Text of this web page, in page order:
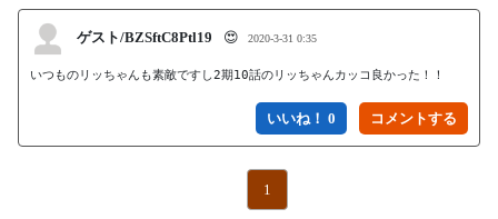
ゲスト/BZSftC8Ptl19 😍 2020-3-31 0:35
いつものリッちゃんも素敵ですし2期10話のリッちゃんカッコ良かった！！
いいね！ 0
1